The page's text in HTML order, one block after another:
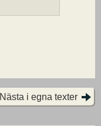
Nästa i egna texter